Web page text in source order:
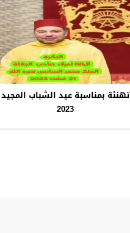
تهنئة بمناسبة عيد الشباب المجيد
2023